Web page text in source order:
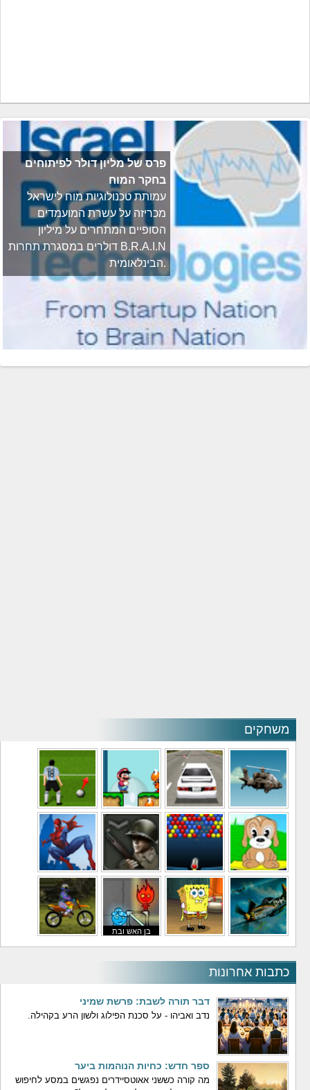
משחקים
משחקי מסוקים משחקי מכוניות משחקי סופר מריו משחקי כדורגל
משחקי לילדים משחקי באבלס משחקי מלחמה משחקי גיבורים
בן האש ובת
כתבות אחרונות
דבר תורה לשבת: פרשת שמיני
נדב ואביהו - על סכנת הפילוג ולשון הרע בקהילה.
ספר חדש: כחיות הנוהמות ביער
מה קורה כששני אאוטסיידרים נפגשים במסע לחיפוש
פרס של מליון דולר לפיתוחים
בחקר המוח
עמותת טכנולוגיות מוח לישראל
מכריזה על עשרת המועמדים
הסופיים המתחרים על מיליון
דולרים במסגרת תחרות B.R.A.I.N
הבינלאומית.